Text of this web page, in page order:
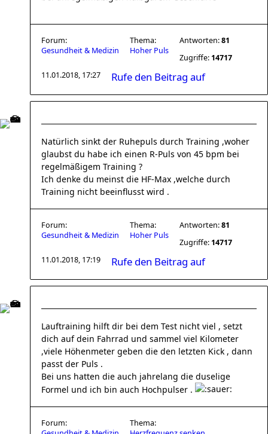
Forum:
Gesundheit & Medizin
Thema:
Hoher Puls
Antworten:81
Zugriffe: 14717
11.01.2018, 17:27
Rufe den Beitrag auf
Natürlich sinkt der Ruhepuls durch Training ,woher
glaubst du habe ich einen R-Puls von 45 bpm bei
regelmäßigem Training ?
Ich denke du meinst die HF-Max ,welche durch
Training nicht beeinflusst wird .
Forum:
Gesundheit & Medizin
Thema:
Hoher Puls
Antworten:81
Zugriffe: 14717
11.01.2018, 17:19
Rufe den Beitrag auf
Lauftraining hilft dir bei dem Test nicht viel , setzt
dich auf dein Fahrrad und sammel viel Kilometer
,viele Höhenmeter geben die den letzten Kick , dann
passt der Puls .
Bei uns hatten die auch jahrelang die duselige
Formel und ich bin auch Hochpulser .
Forum:
Thema: